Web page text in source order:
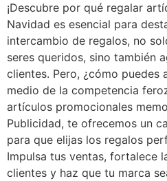
¡Descubre por qué regalar
Navidad es esencial para
intercambio de regalos, no
seres queridos, sino también
clientes. Pero, ¿cómo puedes
medio de la competencia
artículos promocionales
Publicidad, te ofrecemos un
para que elijas los regalos
Impulsa tus ventas, fortalece
clientes y haz que tu marca